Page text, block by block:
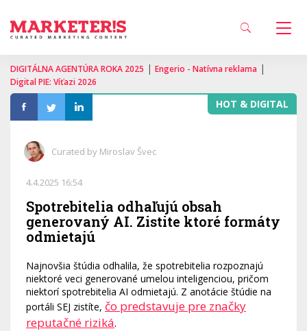
DIGITÁLNA AGENTÚRA ROKA 2025 | Engerio - Natívna reklama |
Digital PIE: Víťazi 2026
HOT & DIGITAL
Curated by Miroslav Švec
4.4.2025 16:54
Spotrebitelia odhaľujú obsah
generovaný AI. Zistite ktoré formáty
odmietajú
Najnovšia štúdia odhalila, že spotrebitelia rozpoznajú
niektoré veci generované umelou inteligenciou, pričom
niektorí spotrebitelia AI odmietajú. Z anotácie štúdie na
portáli SEJ zistíte, čo predstavuje pre značky
reputačné riziká.